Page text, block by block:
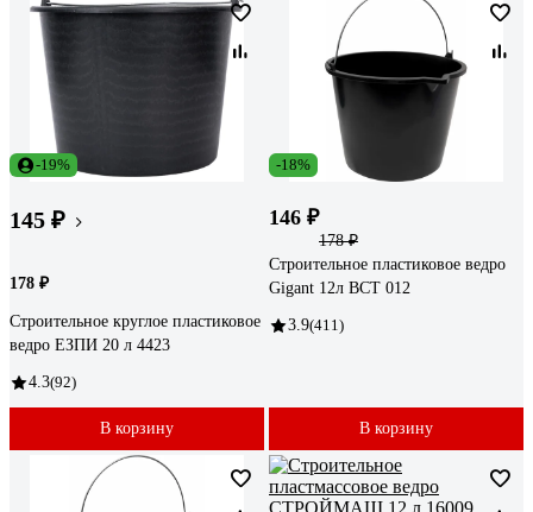
-19%
145 ₽
178 ₽
Строительное круглое пластиковое
ведро ЕЗПИ 20 л 4423
4.3(92)
В корзину
-18%
146 ₽
178 ₽
Строительное пластиковое ведро
Gigant 12л BCT 012
3.9(411)
В корзину